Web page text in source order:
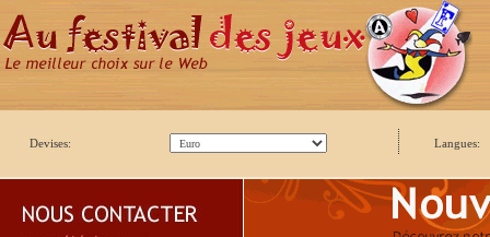
Devises: Langues: